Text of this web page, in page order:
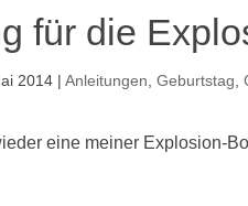
für die
2014 |Anleitungen ,Geburtstag ,
eine meiner Explosion-